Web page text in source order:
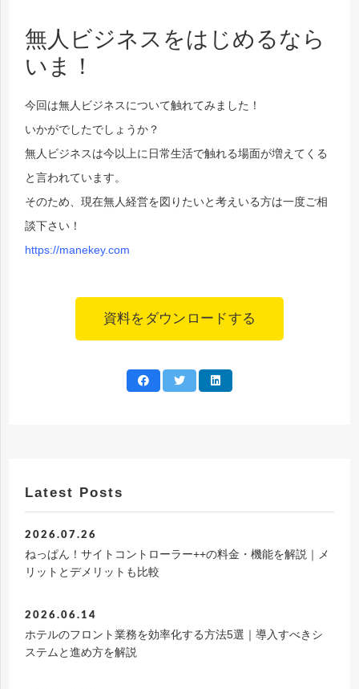
無人ビジネスをはじめるなら
いま！
今回は無人ビジネスについて触れてみました！
いかがでしたでしょうか？
無人ビジネスは今以上に日常生活で触れる場面が増えてくる
と言われています。
そのため、現在無人経営を図りたいと考えいる方は一度ご相
談下さい！
https://manekey.com
資料をダウンロードする
Latest Posts
2026.07.26
ねっぱん！サイトコントローラー++の料金・機能を解説｜メ
リットとデメリットも比較
2026.06.14
ホテルのフロント業務を効率化する方法5選｜導入すべきシ
ステムと進め方を解説